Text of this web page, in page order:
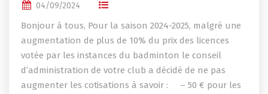
04/09/2024
Bonjour à tous, Pour la saison 2024-2025, malgré une
augmentation de plus de 10% du prix des licences
votée par les instances du badminton le conseil
d’administration de votre club a décidé de ne pas
augmenter les cotisations à savoir : – 50 € pour les